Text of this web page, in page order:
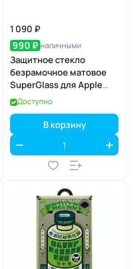
1 090 ₽
990 ₽ наличными
Защитное стекло
безрамочное матовое
SuperGlass для Apple
iPhone 17 Air
Доступно
В корзину